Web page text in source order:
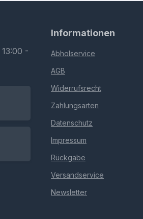
-
Informationen
Abholservice
AGB
Widerrufsrecht
Zahlungsarten
Datenschutz
Impressum
Rückgabe
Versandservice
Newsletter